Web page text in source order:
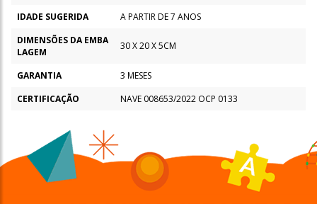
IDADE SUGERIDA
A PARTIR DE 7 ANOS
DIMENSÕES DA EMBA
LAGEM
30 X 20 X 5CM
GARANTIA
3 MESES
CERTIFICAÇÃO
NAVE 008653/2022 OCP 0133